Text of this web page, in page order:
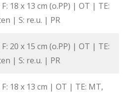
18 x 13 cm (o.PP) | OT | TE:
| S: re.u. | PR
20 x 15 cm (o.PP) | OT | TE:
| S: re.u. | PR
18 x 13 cm | OT | TE: MT,